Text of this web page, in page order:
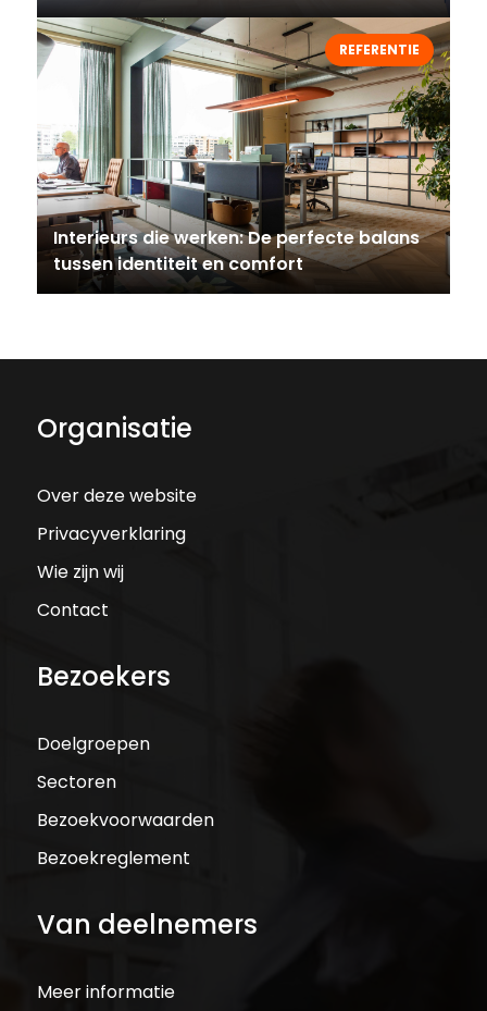
REFERENTIE
Interieurs die werken: De perfecte balans
tussen identiteit en comfort
Organisatie
Over deze website
Privacyverklaring
Wie zijn wij
Contact
Bezoekers
Doelgroepen
Sectoren
Bezoekvoorwaarden
Bezoekreglement
Van deelnemers
Meer informatie